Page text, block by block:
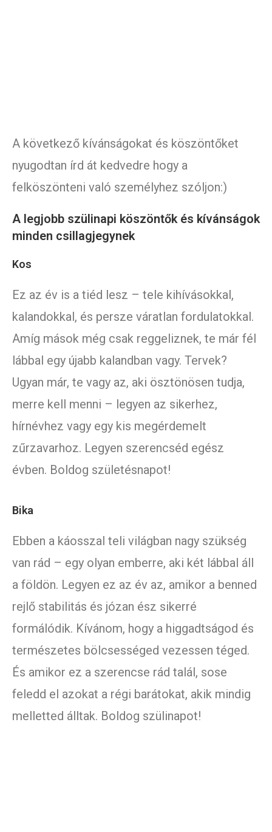
A következő kívánságokat és köszöntőket
nyugodtan írd át kedvedre hogy a
felköszönteni való személyhez szóljon:)
A legjobb szülinapi köszöntők és kívánságok
minden csillagjegynek
Kos
Ez az év is a tiéd lesz – tele kihívásokkal,
kalandokkal, és persze váratlan fordulatokkal.
Amíg mások még csak reggeliznek, te már fél
lábbal egy újabb kalandban vagy. Tervek?
Ugyan már, te vagy az, aki ösztönösen tudja,
merre kell menni – legyen az sikerhez,
hírnévhez vagy egy kis megérdemelt
zűrzavarhoz. Legyen szerencséd egész
évben. Boldog születésnapot!
Bika
Ebben a káosszal teli világban nagy szükség
van rád – egy olyan emberre, aki két lábbal áll
a földön. Legyen ez az év az, amikor a benned
rejlő stabilitás és józan ész sikerré
formálódik. Kívánom, hogy a higgadtságod és
természetes bölcsességed vezessen téged.
És amikor ez a szerencse rád talál, sose
feledd el azokat a régi barátokat, akik mindig
melletted álltak. Boldog szülinapot!